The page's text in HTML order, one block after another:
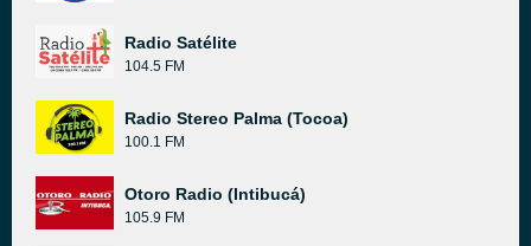
Radio Satélite
104.5 FM
Radio Stereo Palma (Tocoa)
100.1 FM
Otoro Radio (Intibucá)
105.9 FM